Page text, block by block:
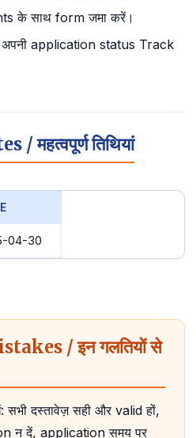
के साथ form जमा करें।
application status Track
महत्वपूर्ण तिथियां
04-30
/ इन गलतियों से
दस्तावेज़ सही और valid हों,
न दें, application समय पर